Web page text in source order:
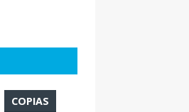
COPIAS